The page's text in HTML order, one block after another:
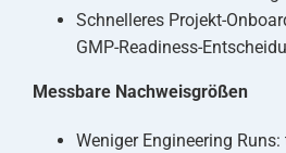
Schnelleres Projekt-
GMP-Readiness-
Messbare Nachweisgrößen
Weniger Engineering